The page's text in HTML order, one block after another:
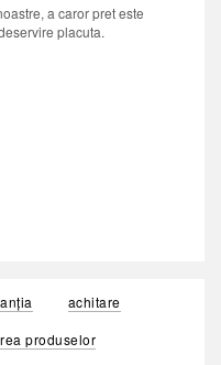
a caror pret este
placuta.
achitare
produselor